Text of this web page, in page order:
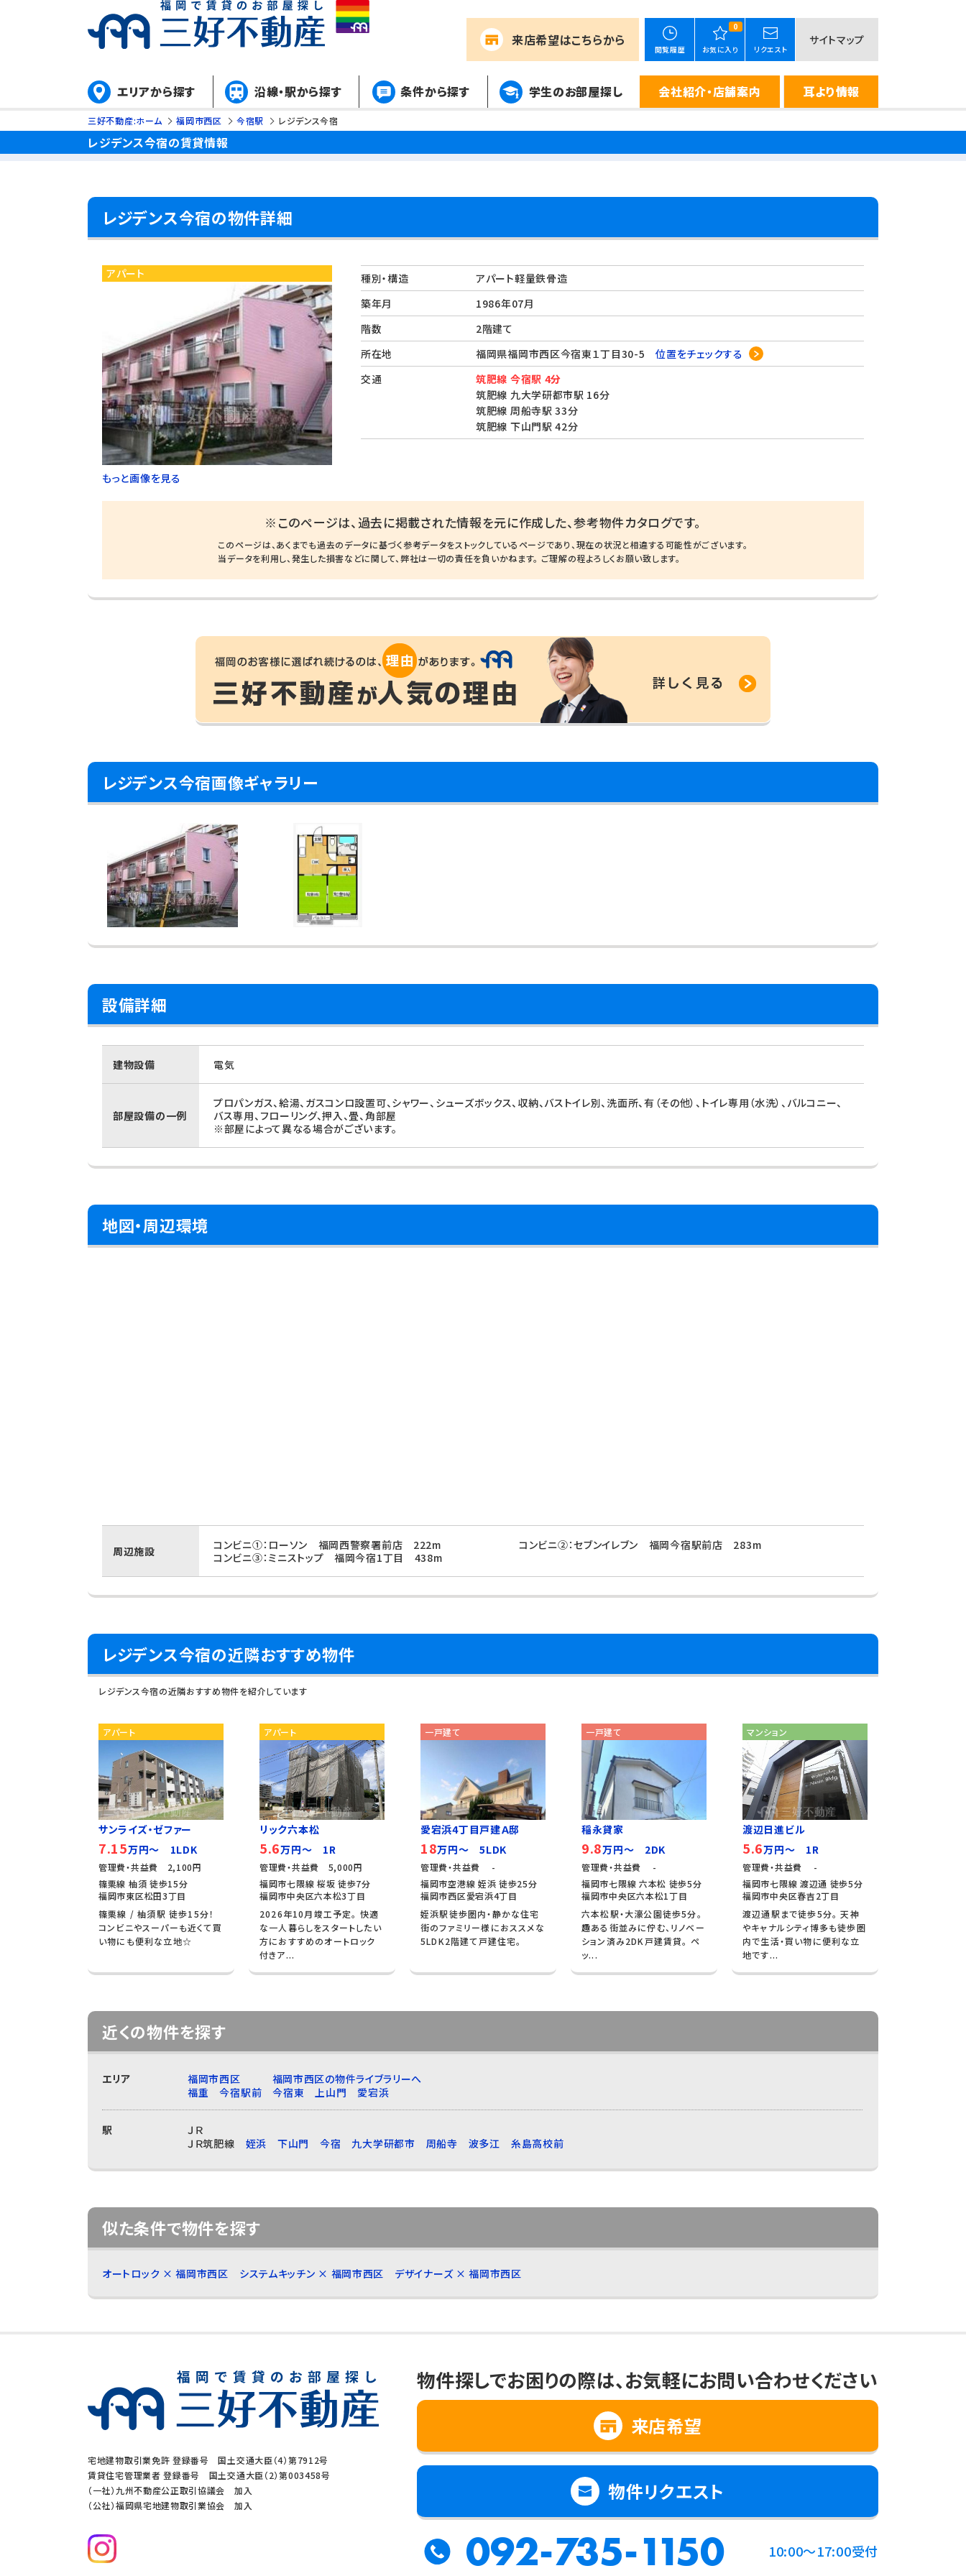
来店希望はこちらから
閲覧履歴
0
お気に入り リクエスト
サイトマップ
エリアから探す 沿線・駅から探す 条件から探す 学生のお部屋探し 会社紹介・店舗案内 耳より情報
三好不動産:ホーム 福岡市西区 今宿駅 レジデンス今宿
レジデンス今宿の賃貸情報
レジデンス今宿の物件詳細
アパート
もっと画像を見る
種別・構造
アパート軽量鉄骨造
築年月
1986年07月
階数
2階建て
所在地
福岡県福岡市西区今宿東１丁目30-5位置をチェックする
交通
筑肥線 今宿駅 4分
筑肥線 九大学研都市駅 16分
筑肥線 周船寺駅 33分
筑肥線 下山門駅 42分
※このページは、過去に掲載された情報を元に作成した、参考物件カタログです。
このページは、あくまでも過去のデータに基づく参考データをストックしているページであり、現在の状況と相違する可能性がございます。
当データを利用し、発生した損害などに関して、弊社は一切の責任を負いかねます。 ご理解の程よろしくお願い致します。
レジデンス今宿画像ギャラリー
設備詳細
建物設備 電気
部屋設備の一例
プロパンガス、給湯、ガスコンロ設置可、シャワー、シューズボックス、収納、バストイレ別、洗面所、有（その他）、トイレ専用（水洗）、バルコニー、
バス専用、フローリング、押入、畳、角部屋
※部屋によって異なる場合がございます。
地図・周辺環境
周辺施設 コンビニ①：ローソン 福岡西警察署前店 222m
コンビニ②：セブンイレブン 福岡今宿駅前店 283m
コンビニ③：ミニストップ 福岡今宿1丁目 438m
レジデンス今宿の近隣おすすめ物件
レジデンス今宿の近隣おすすめ物件を紹介しています
アパート
サンライズ・ゼファー
7.15万円～ 1LDK
管理費・共益費 2,100円
篠栗線 柚須 徒歩15分
福岡市東区松田3丁目
篠栗線 / 柚須駅 徒歩15分！
コンビニやスーパーも近くて買
い物にも便利な立地☆
アパート
リック六本松
5.6万円～ 1R
管理費・共益費 5,000円
福岡市七隈線 桜坂 徒歩7分
福岡市中央区六本松3丁目
2026年10月竣工予定。 快適
な一人暮らしをスタートしたい
方におすすめのオートロック
付きア...
一戸建て
愛宕浜4丁目戸建Ａ邸
18万円～ 5LDK
管理費・共益費 -
福岡市空港線 姪浜 徒歩25分
福岡市西区愛宕浜4丁目
姪浜駅徒歩圏内・静かな住宅
街のファミリー様におススメな
5LDK2階建て戸建住宅。
一戸建て
稲永貸家
9.8万円～ 2DK
管理費・共益費 -
福岡市七隈線 六本松 徒歩5分
福岡市中央区六本松1丁目
六本松駅・大濠公園徒歩5分。
趣ある街並みに佇む、リノベー
ション済み2DK戸建賃貸。 ペ
ッ...
マンション
渡辺日進ビル
5.6万円～ 1R
管理費・共益費 -
福岡市七隈線 渡辺通 徒歩5分
福岡市中央区春吉2丁目
渡辺通駅まで徒歩5分。 天神
やキャナルシティ博多も徒歩圏
内で生活・買い物に便利な立
地です...
近くの物件を探す
エリア 福岡市西区
福岡市西区の物件ライブラリーへ
福重
今宿駅前 今宿東 上山門 愛宕浜
駅
ＪＲ
ＪＲ筑肥線
姪浜 下山門 今宿 九大学研都市 周船寺 波多江 糸島高校前
似た条件で物件を探す
オートロック × 福岡市西区 システムキッチン × 福岡市西区 デザイナーズ × 福岡市西区
宅地建物取引業免許 登録番号 国土交通大臣（4）第7912号
賃貸住宅管理業者 登録番号 国土交通大臣（2）第003458号
（一社）九州不動産公正取引協議会 加入
（公社）福岡県宅地建物取引業協会 加入
物件探しでお困りの際は、お気軽にお問い合わせください
来店希望
物件リクエスト
092-735-1150 10:00～17:00受付